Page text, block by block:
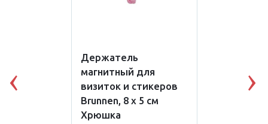
Держатель
магнитный для
визиток и стикеров
Brunnen, 8 х 5 см
Хрюшка